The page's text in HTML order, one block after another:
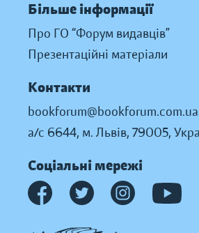
Більше інформації
Про ГО “Форум видавців”
Презентаційні матеріали
Контакти
bookforum@bookforum.com.ua
а/с 6644, м. Львів, 79005,
Соціальні мережі